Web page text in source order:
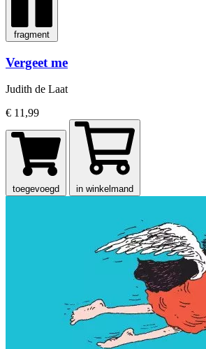
fragment
Vergeet me
Judith de Laat
€ 11,99
toegevoegd in winkelmand